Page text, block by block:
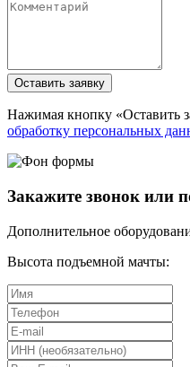
Оставить заявку
Нажимая кнопку «Оставить
обработку персональных
Закажите звонок или
Дополнительное
Высота подъемной мачты: